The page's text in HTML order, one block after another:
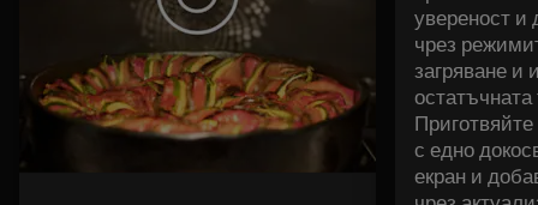
увереност и
чрез
загряване и
остатъчната
с едно
екран и